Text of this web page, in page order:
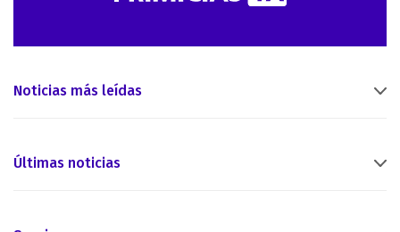
Noticias más leídas
Últimas noticias